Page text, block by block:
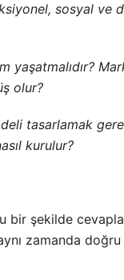
sosyal ve
olur?
tasarlamak
kurulur?
şekilde
zamanda